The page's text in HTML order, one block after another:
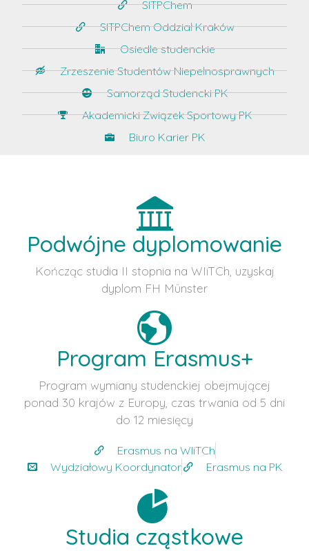
SITPChem
SITPChem Oddział Kraków
Osiedle studenckie
Zrzeszenie Studentów Niepełnosprawnych
Samorząd Studencki PK
Akademicki Związek Sportowy PK
Biuro Karier PK
Podwójne dyplomowanie
Kończąc studia II stopnia na WIiTCh, uzyskaj
dyplom FH Münster
Program Erasmus+
Program wymiany studenckiej obejmującej
ponad 30 krajów z Europy, czas trwania od 5 dni
do 12 miesięcy
Erasmus na WIiTCh
Wydziałowy Koordynator
Erasmus na PK
Studia cząstkowe